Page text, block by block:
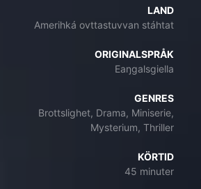
LAND
Amerihká ovttastuvvan stáhtat
ORIGINALSPRÅK
Eaŋgalsgiella
GENRES
Brottslighet, Drama, Miniserie,
Mysterium, Thriller
KÖRTID
45 minuter